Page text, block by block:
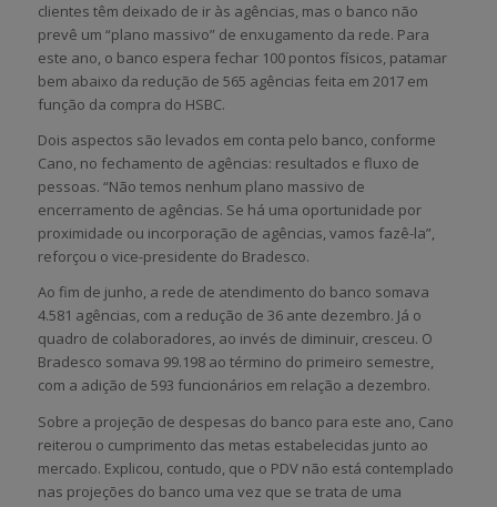
clientes têm deixado de ir às agências, mas o banco não
prevê um “plano massivo” de enxugamento da rede. Para
este ano, o banco espera fechar 100 pontos físicos, patamar
bem abaixo da redução de 565 agências feita em 2017 em
função da compra do HSBC.
Dois aspectos são levados em conta pelo banco, conforme
Cano, no fechamento de agências: resultados e fluxo de
pessoas. “Não temos nenhum plano massivo de
encerramento de agências. Se há uma oportunidade por
proximidade ou incorporação de agências, vamos fazê-la”,
reforçou o vice-presidente do Bradesco.
Ao fim de junho, a rede de atendimento do banco somava
4.581 agências, com a redução de 36 ante dezembro. Já o
quadro de colaboradores, ao invés de diminuir, cresceu. O
Bradesco somava 99.198 ao término do primeiro semestre,
com a adição de 593 funcionários em relação a dezembro.
Sobre a projeção de despesas do banco para este ano, Cano
reiterou o cumprimento das metas estabelecidas junto ao
mercado. Explicou, contudo, que o PDV não está contemplado
nas projeções do banco uma vez que se trata de uma